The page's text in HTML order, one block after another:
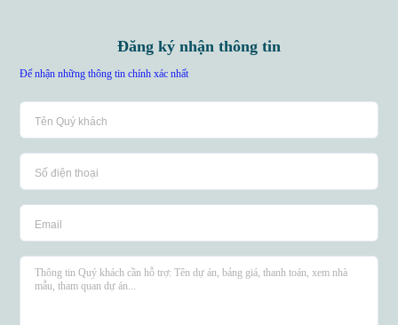
Đăng ký nhận thông tin
Để nhận những thông tin chính xác nhất